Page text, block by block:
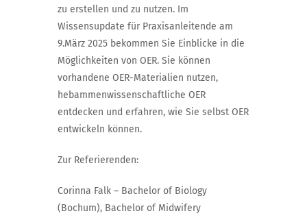
zu erstellen und zu nutzen. Im
Wissensupdate für Praxisanleitende am
9.März 2025 bekommen Sie Einblicke in die
Möglichkeiten von OER. Sie können
vorhandene OER-Materialien nutzen,
hebammenwissenschaftliche OER
entdecken und erfahren, wie Sie selbst OER
entwickeln können.
Zur Referierenden:
Corinna Falk – Bachelor of Biology
(Bochum), Bachelor of Midwifery